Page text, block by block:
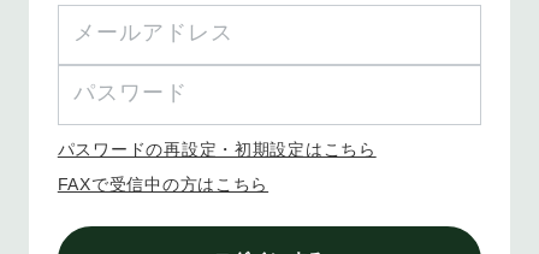
パスワードの再設定・初期設定はこちら
FAXで受信中の方はこちら